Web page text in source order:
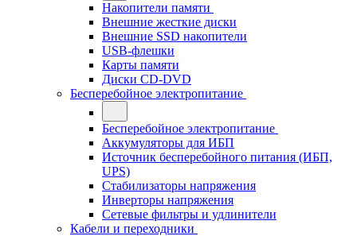
Накопители памяти
Внешние жесткие диски
Внешние SSD накопители
USB-флешки
Карты памяти
Диски CD-DVD
Бесперебойное электропитание
Бесперебойное электропитание
Аккумуляторы для ИБП
Источник бесперебойного питания (ИБП,
UPS)
Стабилизаторы напряжения
Инверторы напряжения
Сетевые фильтры и удлинители
Кабели и переходники